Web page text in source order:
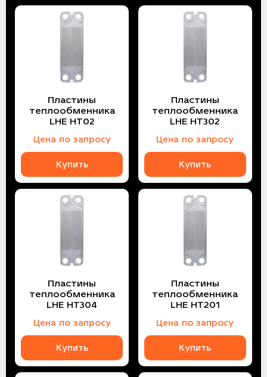
Пластины
теплообменника
LHE HT02
Цена по запросу
Купить
Пластины
теплообменника
LHE HT302
Цена по запросу
Купить
Пластины
теплообменника
LHE HT304
Цена по запросу
Купить
Пластины
теплообменника
LHE HT201
Цена по запросу
Купить